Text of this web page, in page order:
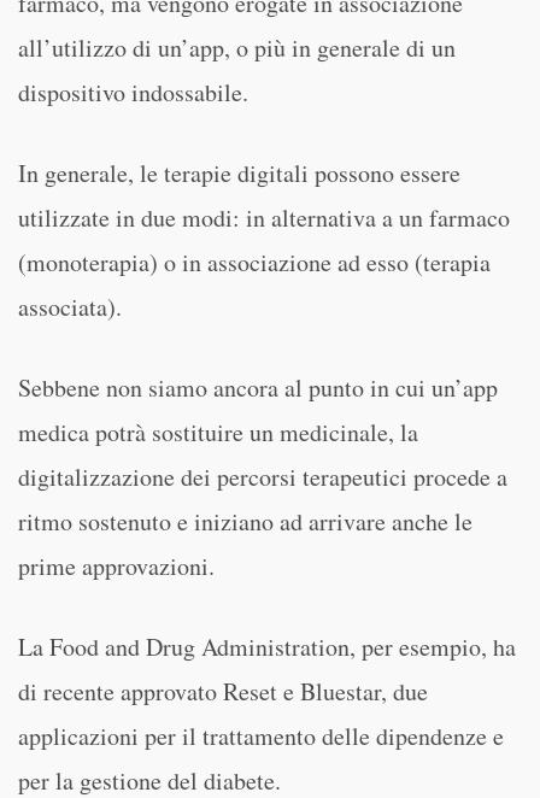
all’utilizzo di un’app, o più in generale di un
dispositivo indossabile.
In generale, le terapie digitali possono essere
utilizzate in due modi: in alternativa a un farmaco
(monoterapia) o in associazione ad esso (terapia
associata).
Sebbene non siamo ancora al punto in cui un’app
medica potrà sostituire un medicinale, la
digitalizzazione dei percorsi terapeutici procede a
ritmo sostenuto e iniziano ad arrivare anche le
prime approvazioni.
La Food and Drug Administration, per esempio, ha
di recente approvato Reset e Bluestar, due
applicazioni per il trattamento delle dipendenze e
per la gestione del diabete.